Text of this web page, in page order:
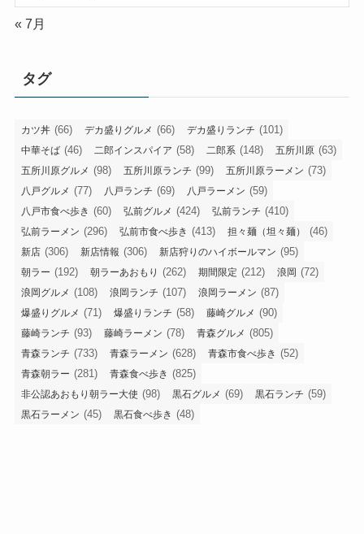
« 7月
タグ
カツ丼 (66) デカ盛りグルメ (66) デカ盛りランチ (101)
中華そば (46) 二郎インスパイア (58) 二郎系 (148) 五所川原 (63)
五所川原グルメ (98) 五所川原ランチ (99) 五所川原ラーメン (73)
八戸グルメ (77) 八戸ランチ (69) 八戸ラーメン (59)
八戸市食べ歩き (60) 弘前グルメ (424) 弘前ランチ (410)
弘前ラーメン (296) 弘前市食べ歩き (413) 担々麺（坦々麺） (46)
新店 (306) 新店情報 (306) 新店狩りのハイボールマン (95)
朝ラー (192) 朝ラーあおもり (262) 期間限定 (212) 浪岡 (72)
浪岡グルメ (108) 浪岡ランチ (107) 浪岡ラーメン (87)
爆盛りグルメ (71) 爆盛りランチ (58) 藤崎グルメ (90)
藤崎ランチ (93) 藤崎ラーメン (78) 青森グルメ (805)
青森ランチ (733) 青森ラーメン (628) 青森市食べ歩き (52)
青森朝ラー (281) 青森食べ歩き (825)
非公認あおもり朝ラー大使 (98) 黒石グルメ (69) 黒石ランチ (59)
黒石ラーメン (45) 黒石食べ歩き (48)